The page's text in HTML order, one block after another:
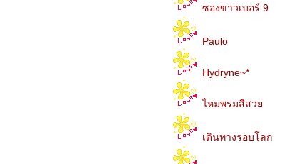
ซองขาวเบอร์ 9
Paulo
Hydryne~*
ไหมพรมสีสว
เดินทางรอบโลก